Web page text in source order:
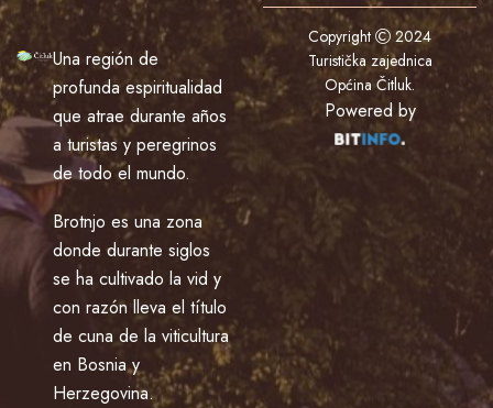
Una región de
profunda espiritualidad
que atrae durante años
a turistas y peregrinos
de todo el mundo.
Brotnjo es una zona
donde durante siglos
se ha cultivado la vid y
con razón lleva el título
de cuna de la viticultura
en Bosnia y
Herzegovina.
Copyright
2024
Turistička zajednica
Općina Čitluk.
Powered by